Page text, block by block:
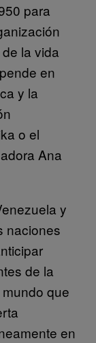
para
la vida
en
y la
o el
Ana
y
naciones
de la
que
en